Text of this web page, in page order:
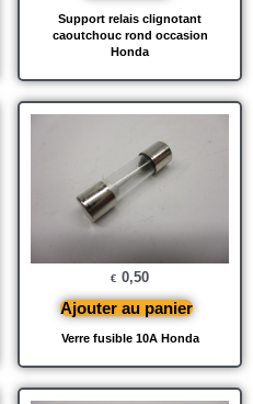
Support relais clignotant
caoutchouc rond occasion
Honda
Verre fusible 10A Honda
€ 0,50
Ajouter au panier